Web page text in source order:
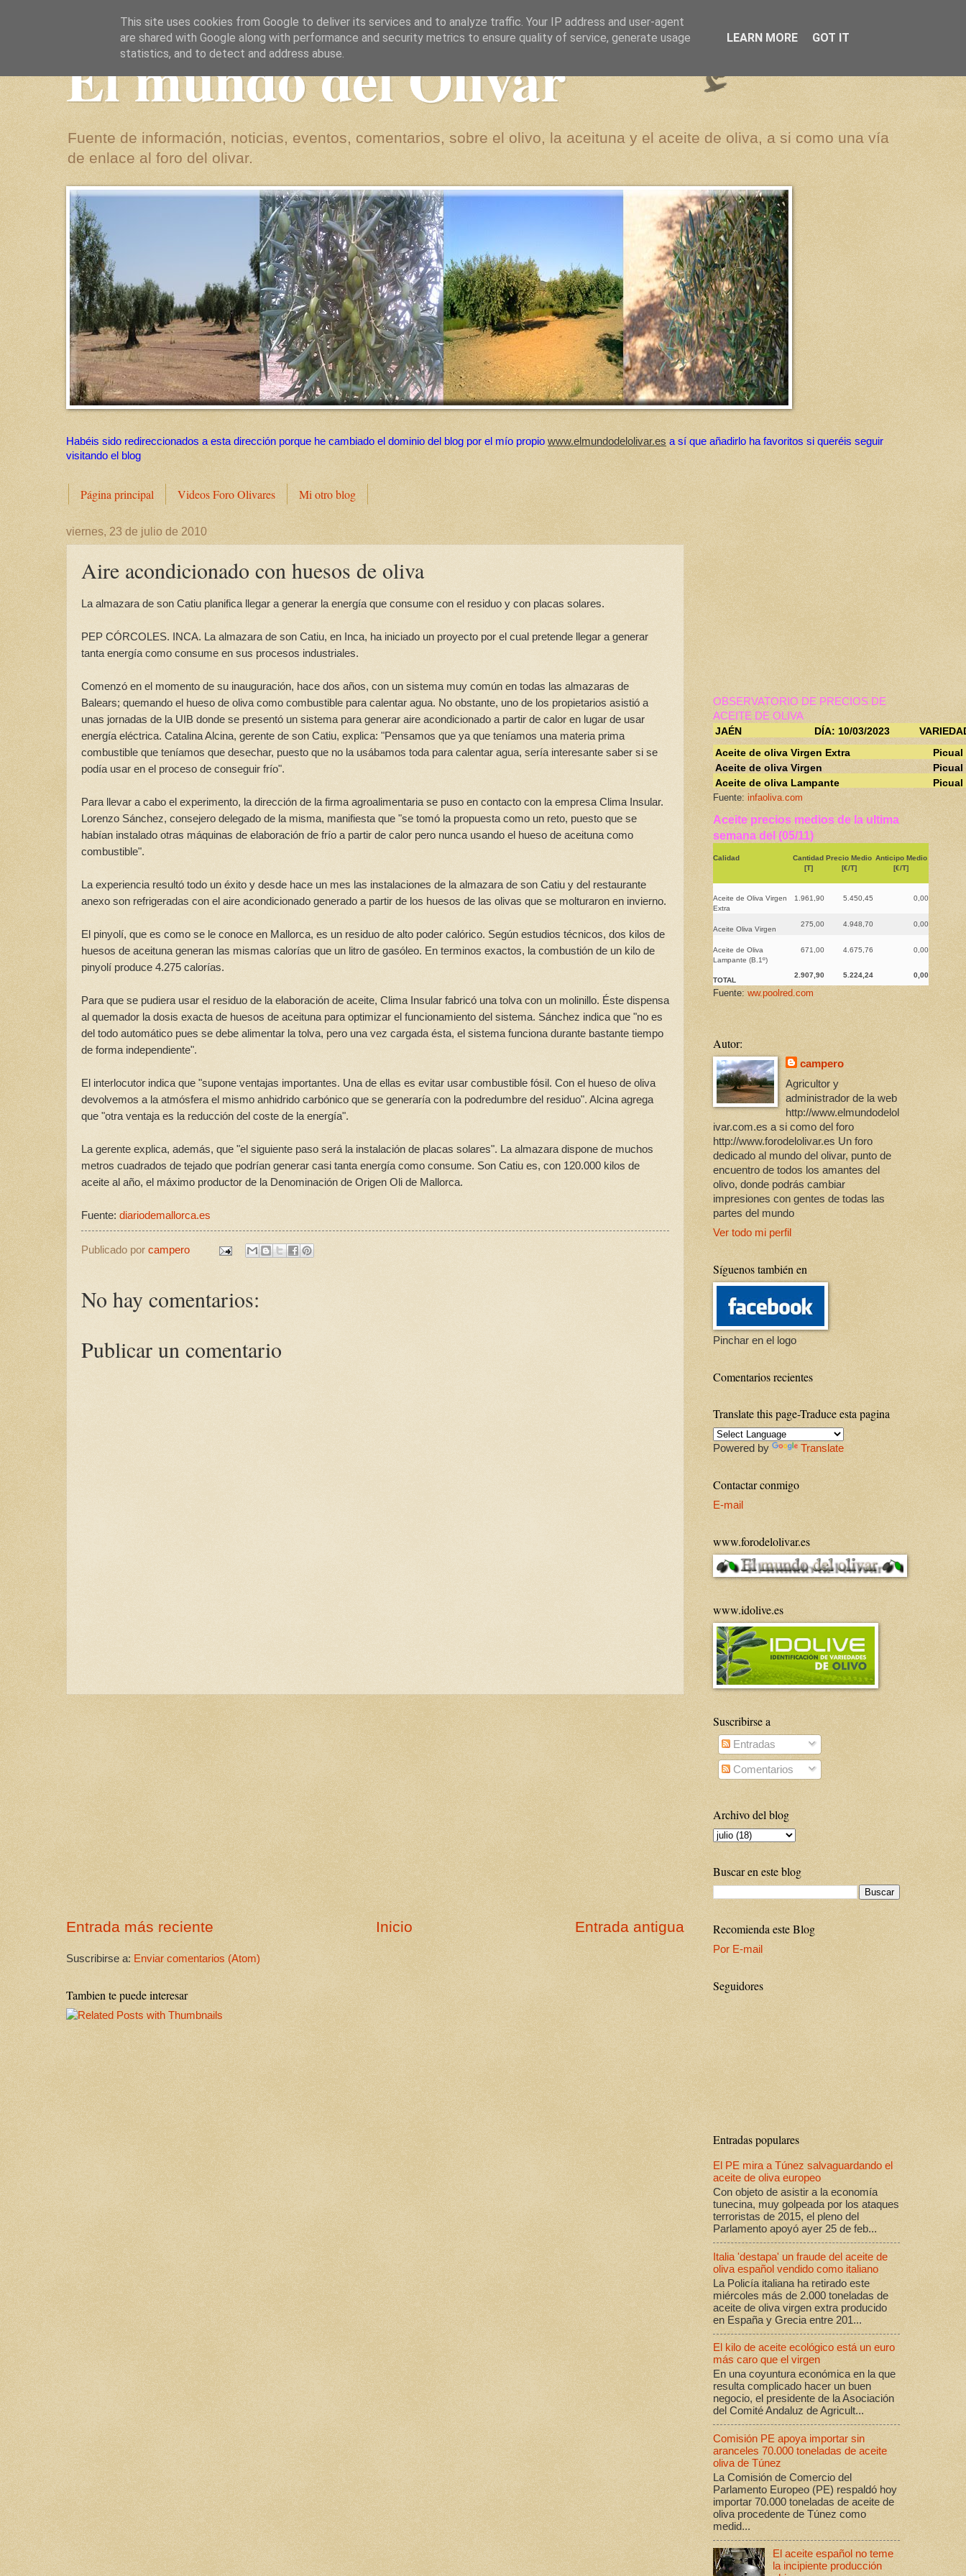
El mundo del Olivar
Fuente de información, noticias, eventos, comentarios, sobre el olivo, la aceituna y el aceite de oliva, a si como una vía
de enlace al foro del olivar.
Habéis sido redireccionados a esta dirección porque he cambiado el dominio del blog por el mío propio www.elmundodelolivar.es a sí que añadirlo ha favoritos si queréis seguir
visitando el blog
Página principal Videos Foro Olivares Mi otro blog
viernes, 23 de julio de 2010
Aire acondicionado con huesos de oliva
La almazara de son Catiu planifica llegar a generar la energía que consume con el residuo y con placas solares.
PEP CÓRCOLES. INCA. La almazara de son Catiu, en Inca, ha iniciado un proyecto por el cual pretende llegar a generar
tanta energía como consume en sus procesos industriales.
Comenzó en el momento de su inauguración, hace dos años, con un sistema muy común en todas las almazaras de
Balears; quemando el hueso de oliva como combustible para calentar agua. No obstante, uno de los propietarios asistió a
unas jornadas de la UIB donde se presentó un sistema para generar aire acondicionado a partir de calor en lugar de usar
energía eléctrica. Catalina Alcina, gerente de son Catiu, explica: "Pensamos que ya que teníamos una materia prima
combustible que teníamos que desechar, puesto que no la usábamos toda para calentar agua, sería interesante saber si se
podía usar en el proceso de conseguir frío".
Para llevar a cabo el experimento, la dirección de la firma agroalimentaria se puso en contacto con la empresa Clima Insular.
Lorenzo Sánchez, consejero delegado de la misma, manifiesta que "se tomó la propuesta como un reto, puesto que se
habían instalado otras máquinas de elaboración de frío a partir de calor pero nunca usando el hueso de aceituna como
combustible".
La experiencia resultó todo un éxito y desde hace un mes las instalaciones de la almazara de son Catiu y del restaurante
anexo son refrigeradas con el aire acondicionado generado a partir de los huesos de las olivas que se molturaron en invierno.
El pinyolí, que es como se le conoce en Mallorca, es un residuo de alto poder calórico. Según estudios técnicos, dos kilos de
huesos de aceituna generan las mismas calorías que un litro de gasóleo. En terminos exactos, la combustión de un kilo de
pinyolí produce 4.275 calorías.
Para que se pudiera usar el residuo de la elaboración de aceite, Clima Insular fabricó una tolva con un molinillo. Éste dispensa
al quemador la dosis exacta de huesos de aceituna para optimizar el funcionamiento del sistema. Sánchez indica que "no es
del todo automático pues se debe alimentar la tolva, pero una vez cargada ésta, el sistema funciona durante bastante tiempo
de forma independiente".
El interlocutor indica que "supone ventajas importantes. Una de ellas es evitar usar combustible fósil. Con el hueso de oliva
devolvemos a la atmósfera el mismo anhidrido carbónico que se generaría con la podredumbre del residuo". Alcina agrega
que "otra ventaja es la reducción del coste de la energía".
La gerente explica, además, que "el siguiente paso será la instalación de placas solares". La almazara dispone de muchos
metros cuadrados de tejado que podrían generar casi tanta energía como consume. Son Catiu es, con 120.000 kilos de
aceite al año, el máximo productor de la Denominación de Origen Oli de Mallorca.
Fuente: diariodemallorca.es
Publicado por campero
No hay comentarios:
Publicar un comentario
Entrada más reciente Entrada antigua
Inicio
Suscribirse a: Enviar comentarios (Atom)
Tambien te puede interesar
OBSERVATORIO DE PRECIOS DE
ACEITE DE OLIVA
JAÉN
DÍA: 10/03/2023
Aceite de oliva Virgen Extra
Picual
Aceite de oliva Virgen
Picual
Aceite de oliva Lampante
Picual
Fuente: infaoliva.com
Aceite precios medios de la ultima
semana del (05/11)
Calidad
Cantidad
[T]
Precio Medio
[€/T]
Anticipo Medio
[€/T]
Aceite de Oliva Virgen
Extra
1.961,90 5.450,45 0,00
Aceite Oliva Virgen
275,00 4.948,70 0,00
Aceite de Oliva
Lampante (B.1º)
671,00 4.675,76 0,00
TOTAL
2.907,90 5.224,24 0,00
Fuente: ww.poolred.com
Autor:
campero
Agricultor y
administrador de la web
http://www.elmundodelol
ivar.com.es a si como del foro
http://www.forodelolivar.es Un foro
dedicado al mundo del olivar, punto de
encuentro de todos los amantes del
olivo, donde podrás cambiar
impresiones con gentes de todas las
partes del mundo
Ver todo mi perfil
Síguenos también en
Pinchar en el logo
Comentarios recientes
Translate this page-Traduce esta pagina
Powered by Translate
Contactar conmigo
E-mail
www.forodelolivar.es
www.idolive.es
Suscribirse a
Entradas
Comentarios
Archivo del blog
Buscar en este blog
Recomienda este Blog
Por E-mail
Seguidores
Entradas populares
El PE mira a Túnez salvaguardando el
aceite de oliva europeo
Con objeto de asistir a la economía
tunecina, muy golpeada por los ataques
terroristas de 2015, el pleno del
Parlamento apoyó ayer 25 de feb...
Italia 'destapa' un fraude del aceite de
oliva español vendido como italiano
La Policía italiana ha retirado este
miércoles más de 2.000 toneladas de
aceite de oliva virgen extra producido
en España y Grecia entre 201...
El kilo de aceite ecológico está un euro
más caro que el virgen
En una coyuntura económica en la que
resulta complicado hacer un buen
negocio, el presidente de la Asociación
del Comité Andaluz de Agricult...
Comisión PE apoya importar sin
aranceles 70.000 toneladas de aceite
oliva de Túnez
La Comisión de Comercio del
Parlamento Europeo (PE) respaldó hoy
importar 70.000 toneladas de aceite de
oliva procedente de Túnez como
medid...
El aceite español no teme
la incipiente producción
This site uses cookies from Google to deliver its services and to analyze traffic. Your IP address and user-agent
are shared with Google along with performance and security metrics to ensure quality of service, generate usage
statistics, and to detect and address abuse.
LEARN MORE GOT IT